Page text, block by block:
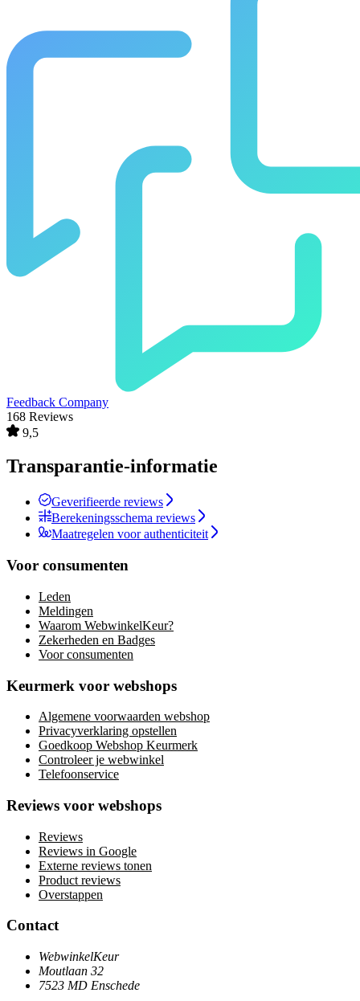
Feedback Company
168 Reviews
9,5
Transparantie-informatie
Geverifieerde reviews
Berekeningsschema reviews
Maatregelen voor authenticiteit
Voor consumenten
Leden
Meldingen
Waarom WebwinkelKeur?
Zekerheden en Badges
Voor consumenten
Keurmerk voor webshops
Algemene voorwaarden webshop
Privacyverklaring opstellen
Goedkoop Webshop Keurmerk
Controleer je webwinkel
Telefoonservice
Reviews voor webshops
Reviews
Reviews in Google
Externe reviews tonen
Product reviews
Overstappen
Contact
WebwinkelKeur
Moutlaan 32
7523 MD Enschede